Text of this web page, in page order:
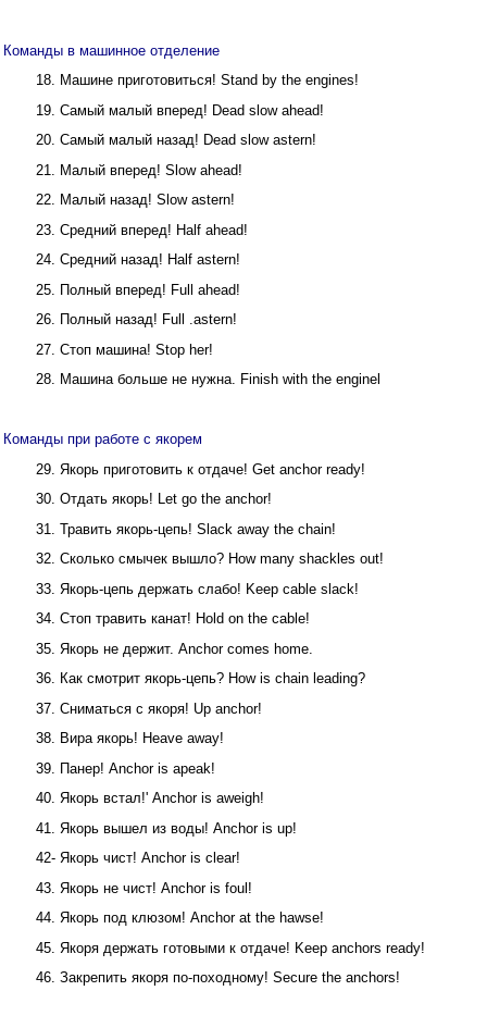
Команды в машинное отделение
18. Машине приготовиться! Stand by the engines!
19. Самый малый вперед! Dead slow ahead!
20. Самый малый назад! Dead slow astern!
21. Малый вперед! Slow ahead!
22. Малый назад! Slow astern!
23. Средний вперед! Half ahead!
24. Средний назад! Half astern!
25. Полный вперед! Full ahead!
26. Полный назад! Full .astern!
27. Стоп машина! Stop her!
28. Машина больше не нужна. Finish with the enginel
Команды при работе с якорем
29. Якорь приготовить к отдаче! Get anchor ready!
30. Отдать якорь! Let go the anchor!
31. Травить якорь-цепь! Slack away the chain!
32. Сколько смычек вышло? How many shackles out!
33. Якорь-цепь держать слабо! Keep cable slack!
34. Стоп травить канат! Hold on the cable!
35. Якорь не держит. Anchor comes home.
36. Как смотрит якорь-цепь? How is chain leading?
37. Сниматься с якоря! Up anchor!
38. Вира якорь! Heave away!
39. Панер! Anchor is apeak!
40. Якорь встал!' Anchor is aweigh!
41. Якорь вышел из воды! Anchor is up!
42- Якорь чист! Anchor is clear!
43. Якорь не чист! Anchor is foul!
44. Якорь под клюзом! Anchor at the hawse!
45. Якоря держать готовыми к отдаче! Keep anchors ready!
46. Закрепить якоря по-походному! Secure the anchors!